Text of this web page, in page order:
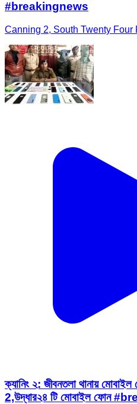
#breakingnews
Canning 2, South Twenty Four
ক্যানিং ২: জীবনতলা থানায়
2,উদ্ধার২৪ টি মোবাইল ফোন